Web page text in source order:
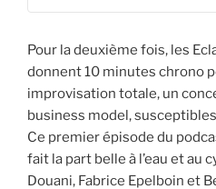
Pour la deuxième fois, les
donnent 10 minutes chrono
improvisation totale, un
business model,
Ce premier épisode du
fait la part belle à l’eau et au
Douani, Fabrice Epelboin et